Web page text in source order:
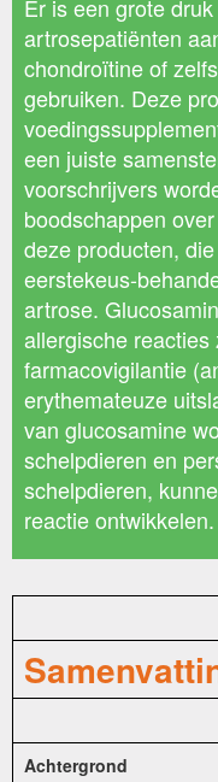
Er is een grote
artrosepatiënten
chondroïtine of
gebruiken. Deze
een juiste
voorschrijvers
boodschappen
deze producten,
eerstekeus-
artrose.
allergische
farmacovigilantie
erythemateuze
van glucosamine
schelpdieren en
schelpdieren,
reactie ontwikkelen.
Achtergrond